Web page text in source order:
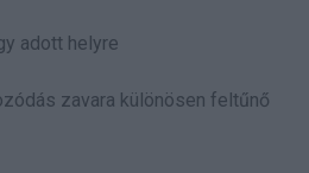
adott helyre
zavara különösen feltűnő